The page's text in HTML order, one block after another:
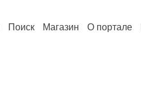
Поиск Магазин О портале